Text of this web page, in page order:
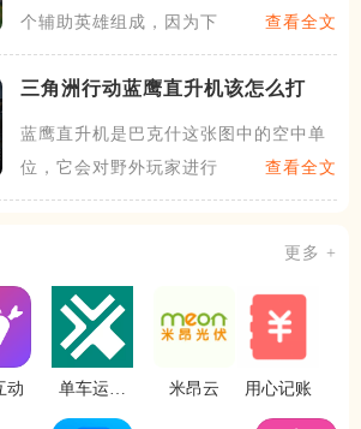
个辅助英雄组成，因为下路的
查看全文
三角洲行动蓝鹰直升机该怎么打
蓝鹰直升机是巴克什这张图中的空中单
位，它会对野外玩家进行持续
查看全文
更多 +
动
单车运维
米昂云 用心记账